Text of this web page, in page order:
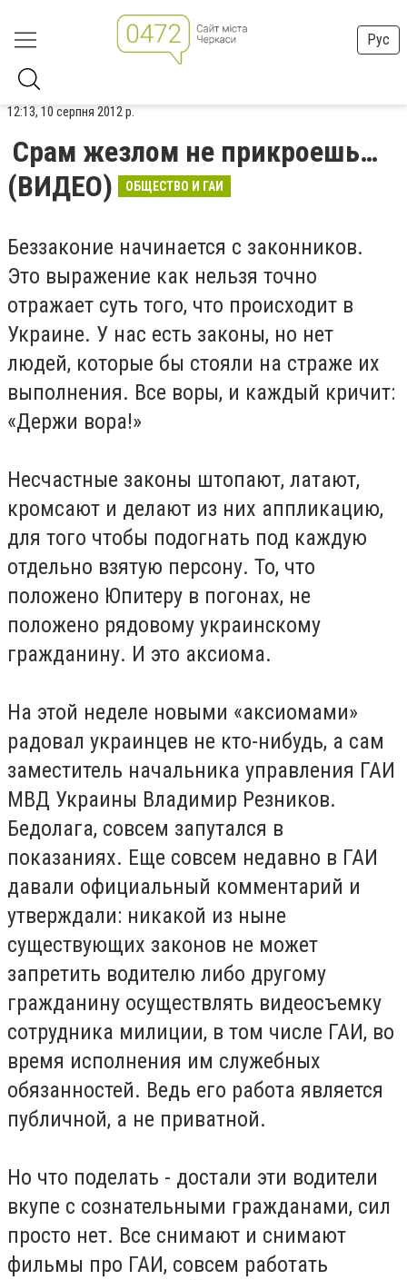
Рус
12:13, 10 серпня 2012 р.
Срам жезлом не прикроешь…
(ВИДЕО)
ОБЩЕСТВО И ГАИ
Беззаконие начинается с законников.
Это выражение как нельзя точно
отражает суть того, что происходит в
Украине. У нас есть законы, но нет
людей, которые бы стояли на страже их
выполнения. Все воры, и каждый кричит:
«Держи вора!»
Несчастные законы штопают, латают,
кромсают и делают из них аппликацию,
для того чтобы подогнать под каждую
отдельно взятую персону. То, что
положено Юпитеру в погонах, не
положено рядовому украинскому
гражданину. И это аксиома.
На этой неделе новыми «аксиомами»
радовал украинцев не кто-нибудь, а сам
заместитель начальника управления ГАИ
МВД Украины Владимир Резников.
Бедолага, совсем запутался в
показаниях. Еще совсем недавно в ГАИ
давали официальный комментарий и
утверждали: никакой из ныне
существующих законов не может
запретить водителю либо другому
гражданину осуществлять видеосъемку
сотрудника милиции, в том числе ГАИ, во
время исполнения им служебных
обязанностей. Ведь его работа является
публичной, а не приватной.
Но что поделать - достали эти водители
вкупе с сознательными гражданами, сил
просто нет. Все снимают и снимают
фильмы про ГАИ, совсем работать